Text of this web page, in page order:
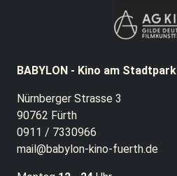
BABYLON - Kino am Stadtpark
Nürnberger Strasse 3
90762 Fürth
0911 / 7330966
mail@babylon-kino-fuerth.de